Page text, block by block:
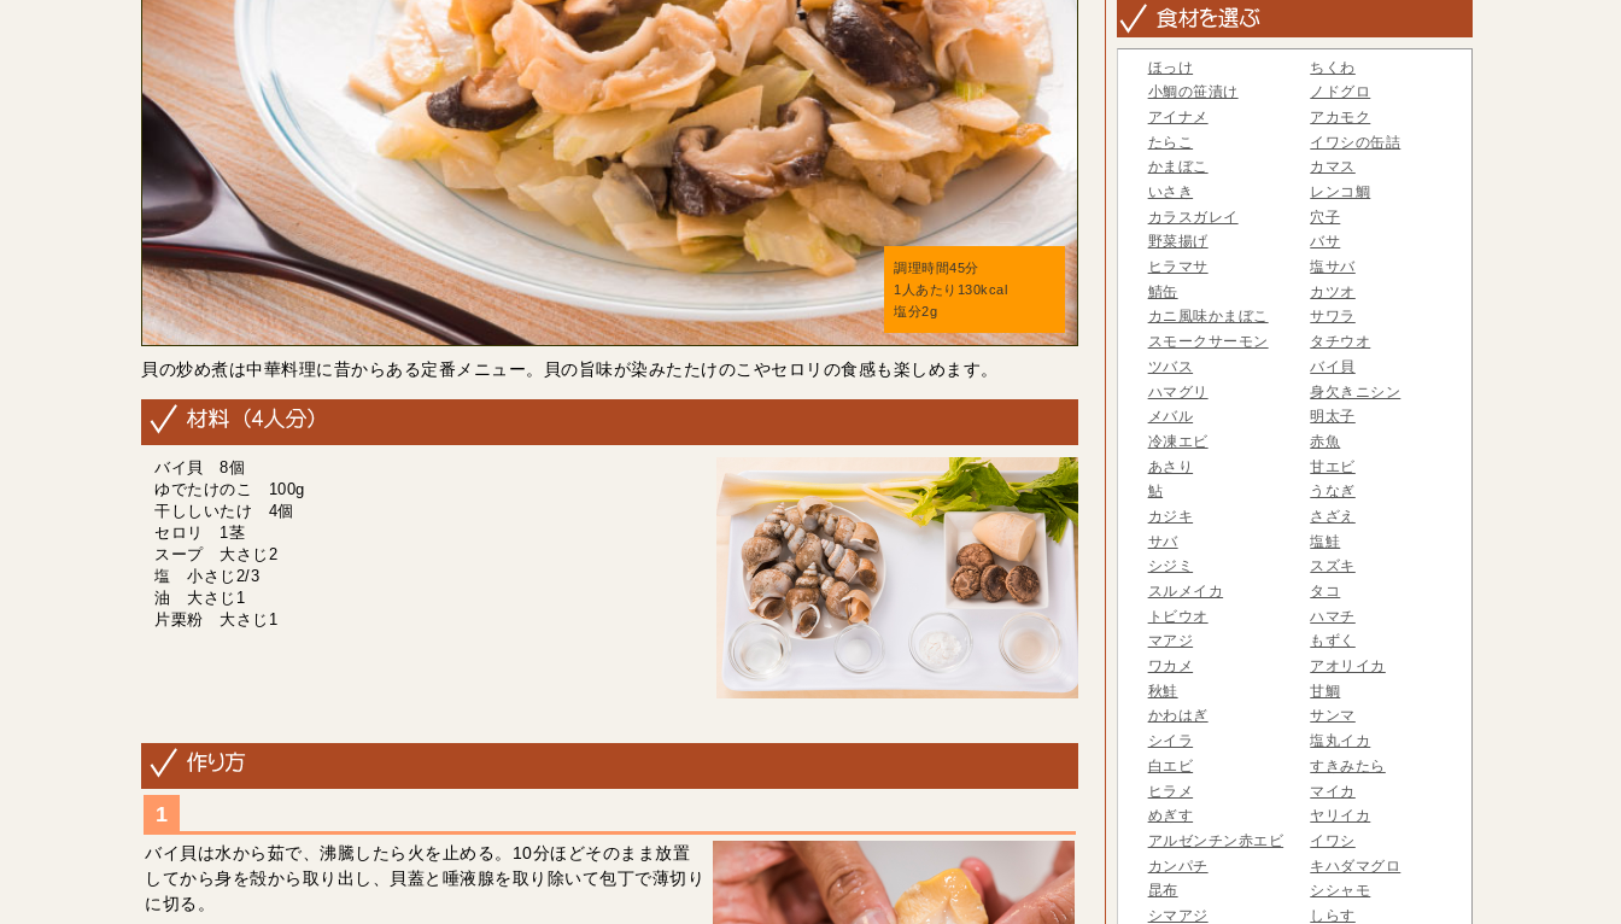
調理時間45分
1人あたり130kcal
塩分2g
貝の炒め煮は中華料理に昔からある定番メニュー。貝の旨味が染みたたけのこやセロリの食感も楽しめます。
バイ貝 8個
ゆでたけのこ 100g
干ししいたけ 4個
セロリ 1茎
スープ 大さじ2
塩 小さじ2/3
油 大さじ1
片栗粉 大さじ1
バイ貝は水から茹で、沸騰したら火を止める。10分ほどそのまま放置
してから身を殻から取り出し、貝蓋と唾液腺を取り除いて包丁で薄切り
に切る。
ほっけ
ちくわ
小鯛の笹漬け
ノドグロ
アイナメ
アカモク
たらこ
イワシの缶詰
かまぼこ
カマス
いさき
レンコ鯛
カラスガレイ
穴子
野菜揚げ
バサ
ヒラマサ
塩サバ
鯖缶
カツオ
カニ風味かまぼこ
サワラ
スモークサーモン
タチウオ
ツバス
バイ貝
ハマグリ
身欠きニシン
メバル
明太子
冷凍エビ
赤魚
あさり
甘エビ
鮎
うなぎ
カジキ
さざえ
サバ
塩鮭
シジミ
スズキ
スルメイカ
タコ
トビウオ
ハマチ
マアジ
もずく
ワカメ
アオリイカ
秋鮭
甘鯛
かわはぎ
サンマ
シイラ
塩丸イカ
白エビ
すきみたら
ヒラメ
マイカ
めぎす
ヤリイカ
アルゼンチン赤エビ
イワシ
カンパチ
キハダマグロ
昆布
シシャモ
シマアジ
しらす